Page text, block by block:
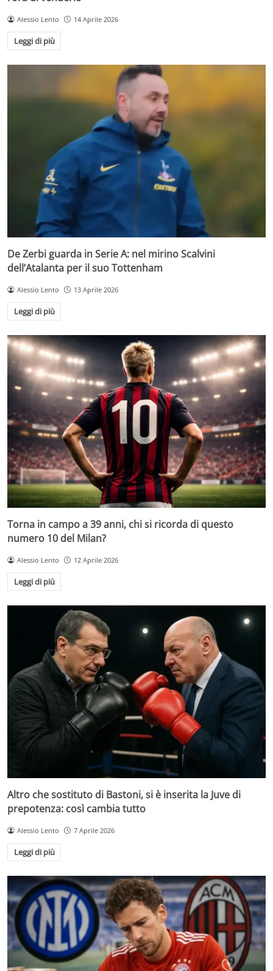
Alessio Lento 14 Aprile 2026
Leggi di più
De Zerbi guarda in Serie A: nel mirino Scalvini
dell’Atalanta per il suo Tottenham
Alessio Lento 13 Aprile 2026
Leggi di più
Torna in campo a 39 anni, chi si ricorda di questo
numero 10 del Milan?
Alessio Lento 12 Aprile 2026
Leggi di più
Altro che sostituto di Bastoni, si è inserita la Juve di
prepotenza: così cambia tutto
Alessio Lento 7 Aprile 2026
Leggi di più